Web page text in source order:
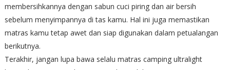
membersihkannya dengan sabun cuci piring dan air bersih
sebelum menyimpannya di tas kamu. Hal ini juga memastikan
matras kamu tetap awet dan siap digunakan dalam petualangan
berikutnya.
Terakhir, jangan lupa bawa selalu matras camping ultralight